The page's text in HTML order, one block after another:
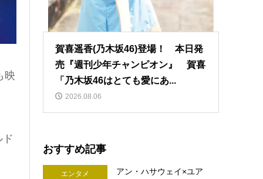
映
賀喜遥香(乃木坂46)登場！ 本日発
売『週刊少年チャンピオン』 賀喜
「乃木坂46はとても愛にあ...
2026.08.06
おすすめ記事
エンタメ
アン・ハサウェイ×ユア